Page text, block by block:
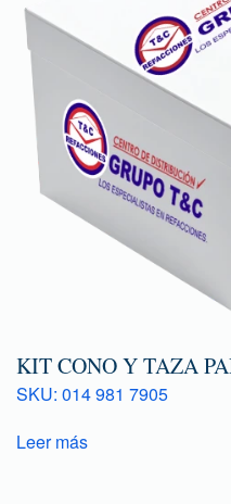
KIT CONO Y TAZA
SKU: 014 981 7905
Leer más